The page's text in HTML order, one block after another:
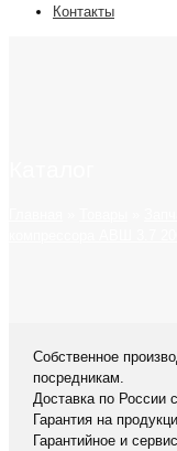
Контакты
Собственное
посредникам.
Доставка по России
Гарантия на
Гарантийное и